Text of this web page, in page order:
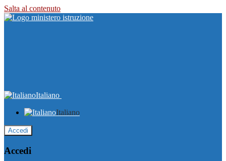
Salta al contenuto
Italiano
Italiano
Accedi
Accedi